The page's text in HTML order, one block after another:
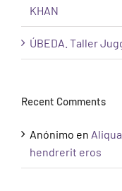
KHAN
ÚBEDA. Taller
Recent Comments
Anónimo en
hendrerit eros